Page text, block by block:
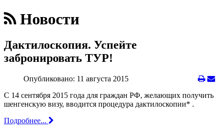
Новости
Дактилоскопия. Успейте
забронировать ТУР!
Опубликовано: 11 августа 2015
С 14 сентября 2015 года для граждан РФ, желающих получить
шенгенскую визу, вводится процедура дактилоскопии* .
Подробнее...